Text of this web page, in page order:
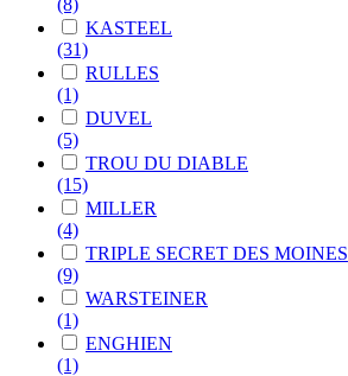
(8)
KASTEEL
(31)
RULLES
(1)
DUVEL
(5)
TROU DU DIABLE
(15)
MILLER
(4)
TRIPLE SECRET DES MOINES
(9)
WARSTEINER
(1)
ENGHIEN
(1)